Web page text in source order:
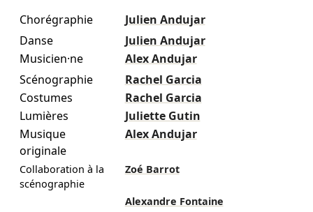
Chorégraphie
Julien Andujar
Danse
Julien Andujar
Musicien·ne
Alex Andujar
Scénographie
Rachel Garcia
Costumes
Rachel Garcia
Lumières
Juliette Gutin
Musique
originale
Alex Andujar
Collaboration à la
scénographie
Zoé Barrot
Alexandre Fontaine